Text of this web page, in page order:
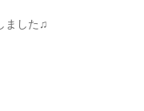
ました♫